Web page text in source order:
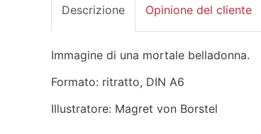
Descrizione Opinione del cliente
Immagine di una mortale belladonna.
Formato: ritratto, DIN A6
Illustratore: Magret von Borstel